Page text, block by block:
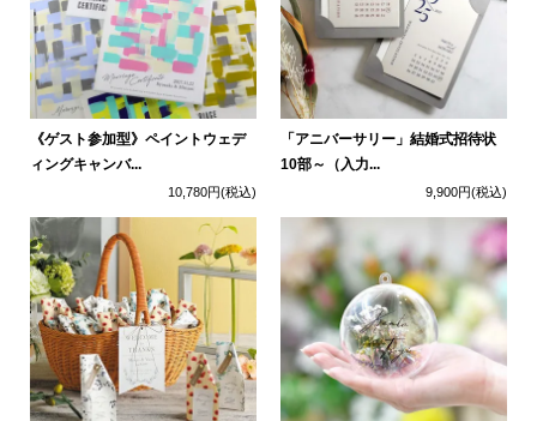
《ゲスト参加型》ペイントウェデ
ィングキャンバ...
10,780円(税込)
「アニバーサリー」結婚式招待状
10部～（入力...
9,900円(税込)